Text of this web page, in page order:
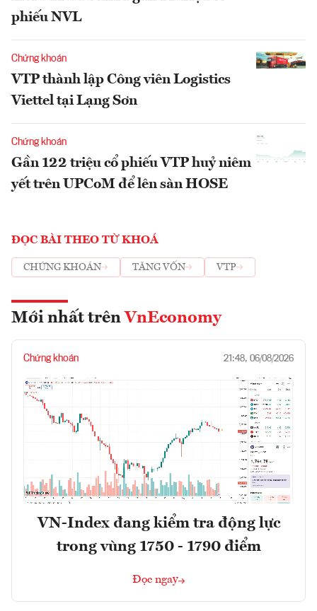
phiếu NVL
Chứng khoán
VTP thành lập Công viên Logistics
Viettel tại Lạng Sơn
Chứng khoán
Gần 122 triệu cổ phiếu VTP huỷ niêm
yết trên UPCoM để lên sàn HOSE
ĐỌC BÀI THEO TỪ KHOÁ
CHỨNG KHOÁN TĂNG VỐN VTP
Mới nhất trên VnEconomy
Chứng khoán 21:48, 06/08/2026
VN-Index đang kiểm tra động lực
trong vùng 1750 - 1790 điểm
Đọc ngay